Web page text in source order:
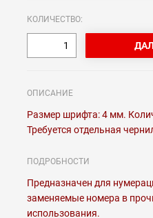
КОЛИЧЕСТВО:
ОПИСАНИЕ
Размер шрифта: 4 мм.
Требуется отдельная
ПОДРОБНОСТИ
Предназначен для
заменяемые номера в
использования.